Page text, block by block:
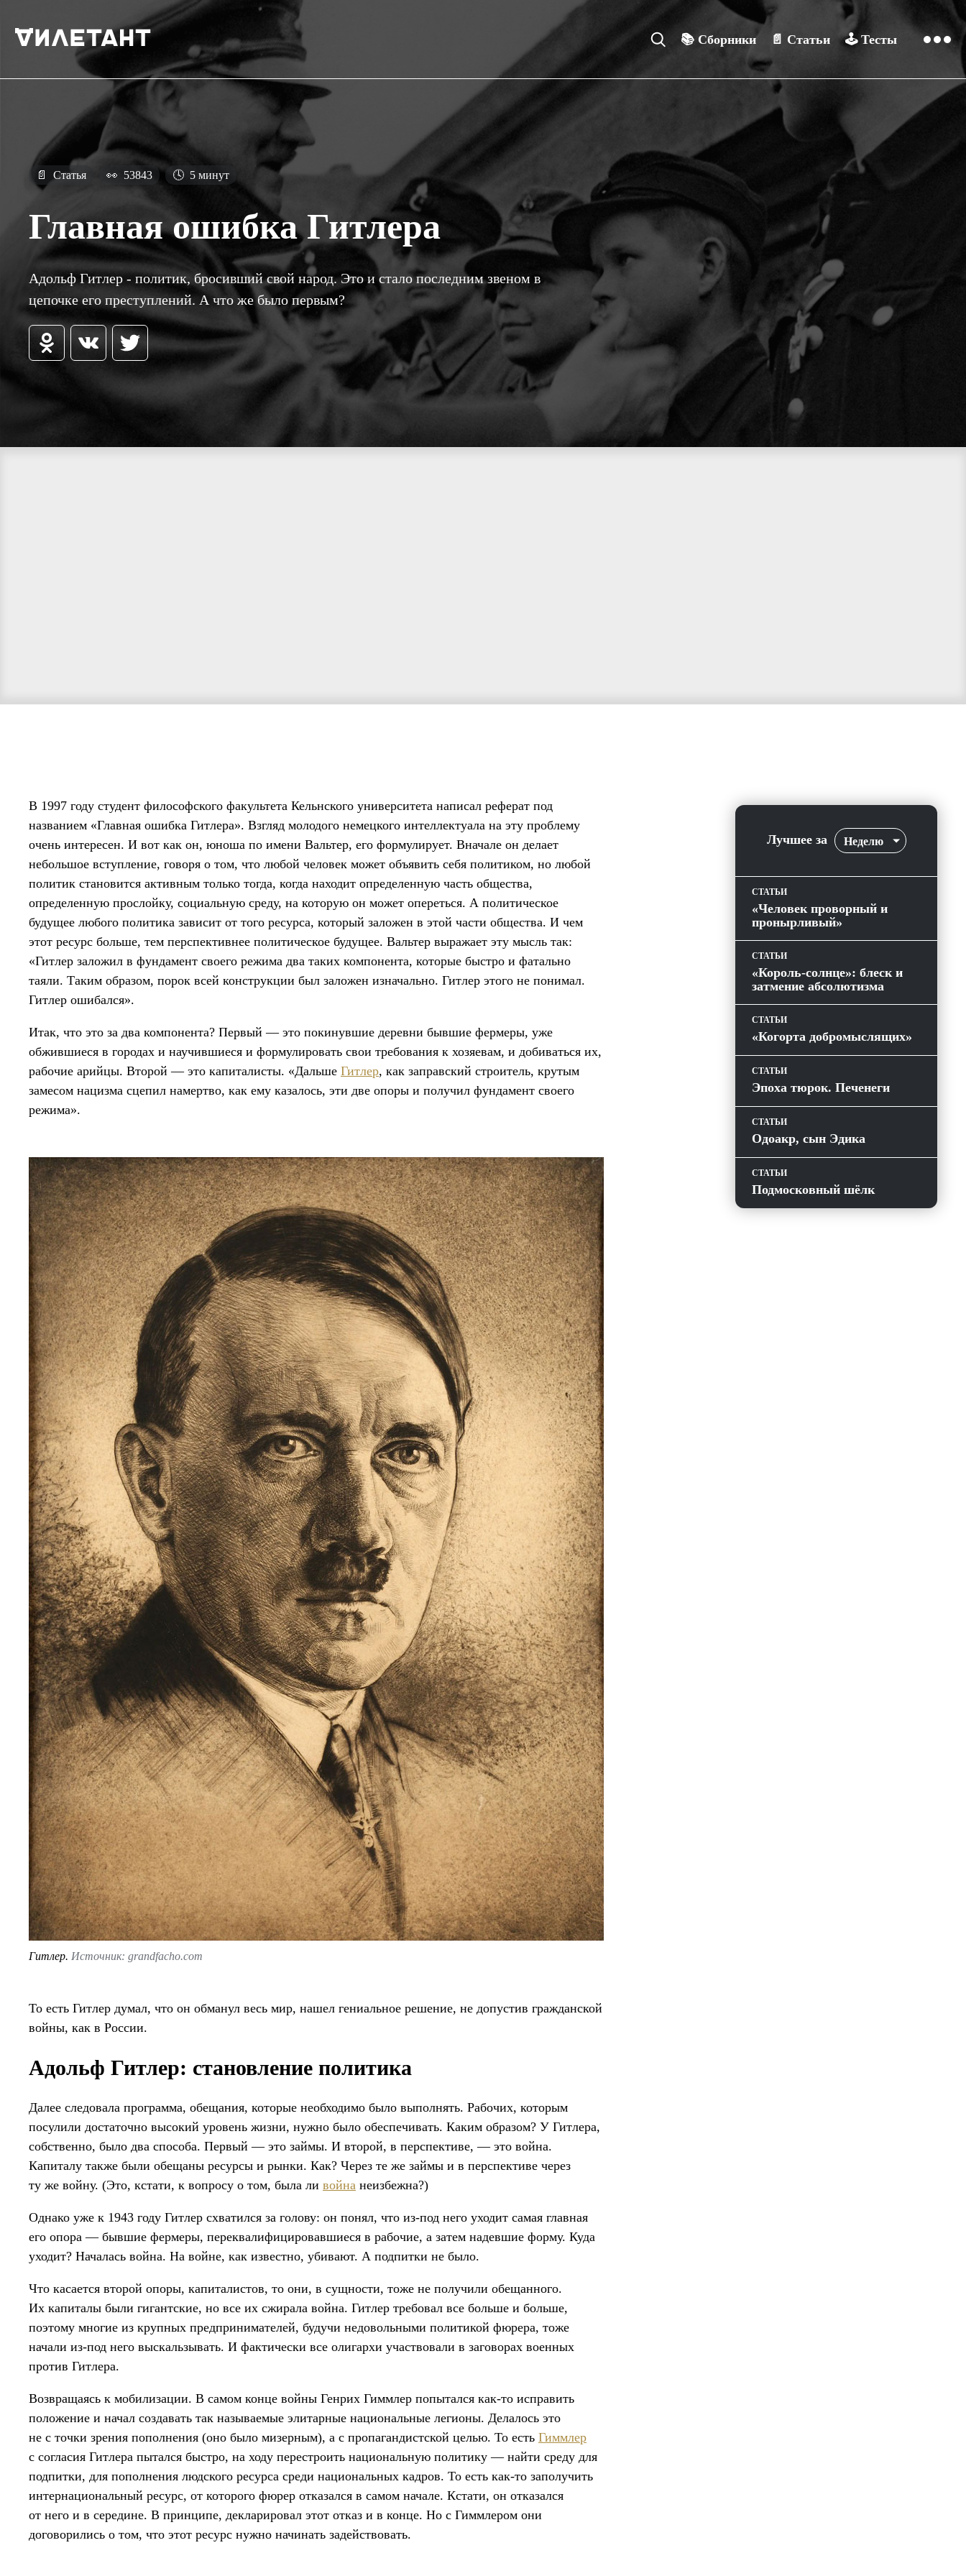
📚 Сборники 📄 Статьи 🕹️ Тесты
📄 Статья 👀 53843 🕓 5 минут
Главная ошибка Гитлера
Адольф Гитлер - политик, бросивший свой народ. Это и стало последним звеном в
цепочке его преступлений. А что же было первым?
В 1997 году студент философского факультета Кельнского университета написал реферат под
названием «Главная ошибка Гитлера». Взгляд молодого немецкого интеллектуала на эту проблему
очень интересен. И вот как он, юноша по имени Вальтер, его формулирует. Вначале он делает
небольшое вступление, говоря о том, что любой человек может объявить себя политиком, но любой
политик становится активным только тогда, когда находит определенную часть общества,
определенную прослойку, социальную среду, на которую он может опереться. А политическое
будущее любого политика зависит от того ресурса, который заложен в этой части общества. И чем
этот ресурс больше, тем перспективнее политическое будущее. Вальтер выражает эту мысль так:
«Гитлер заложил в фундамент своего режима два таких компонента, которые быстро и фатально
таяли. Таким образом, порок всей конструкции был заложен изначально. Гитлер этого не понимал.
Гитлер ошибался».
Итак, что это за два компонента? Первый — это покинувшие деревни бывшие фермеры, уже
обжившиеся в городах и научившиеся и формулировать свои требования к хозяевам, и добиваться их,
рабочие арийцы. Второй — это капиталисты. «Дальше Гитлер, как заправский строитель, крутым
замесом нацизма сцепил намертво, как ему казалось, эти две опоры и получил фундамент своего
режима».
Гитлер. Источник: grandfacho.com
То есть Гитлер думал, что он обманул весь мир, нашел гениальное решение, не допустив гражданской
войны, как в России.
Адольф Гитлер: становление политика
Далее следовала программа, обещания, которые необходимо было выполнять. Рабочих, которым
посулили достаточно высокий уровень жизни, нужно было обеспечивать. Каким образом? У Гитлера,
собственно, было два способа. Первый — это займы. И второй, в перспективе, — это война.
Капиталу также были обещаны ресурсы и рынки. Как? Через те же займы и в перспективе через
ту же войну. (Это, кстати, к вопросу о том, была ли война неизбежна?)
Однако уже к 1943 году Гитлер схватился за голову: он понял, что из-под него уходит самая главная
его опора — бывшие фермеры, переквалифицировавшиеся в рабочие, а затем надевшие форму. Куда
уходит? Началась война. На войне, как известно, убивают. А подпитки не было.
Что касается второй опоры, капиталистов, то они, в сущности, тоже не получили обещанного.
Их капиталы были гигантские, но все их сжирала война. Гитлер требовал все больше и больше,
поэтому многие из крупных предпринимателей, будучи недовольными политикой фюрера, тоже
начали из-под него выскальзывать. И фактически все олигархи участвовали в заговорах военных
против Гитлера.
Возвращаясь к мобилизации. В самом конце войны Генрих Гиммлер попытался как-то исправить
положение и начал создавать так называемые элитарные национальные легионы. Делалось это
не с точки зрения пополнения (оно было мизерным), а с пропагандистской целью. То есть Гиммлер
с согласия Гитлера пытался быстро, на ходу перестроить национальную политику — найти среду для
подпитки, для пополнения людского ресурса среди национальных кадров. То есть как-то заполучить
интернациональный ресурс, от которого фюрер отказался в самом начале. Кстати, он отказался
от него и в середине. В принципе, декларировал этот отказ и в конце. Но с Гиммлером они
договорились о том, что этот ресурс нужно начинать задействовать.
Лучшее за Неделю
СТАТЬИ
«Человек проворный и
пронырливый»
СТАТЬИ
«Король-солнце»: блеск и
затмение абсолютизма
СТАТЬИ
«Когорта добромыслящих»
СТАТЬИ
Эпоха тюрок. Печенеги
СТАТЬИ
Одоакр, сын Эдика
СТАТЬИ
Подмосковный шёлк